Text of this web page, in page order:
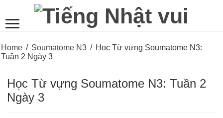
Home / Soumatome N3 / Học Từ vựng Soumatome N3:
Tuần 2 Ngày 3
Học Từ vựng Soumatome N3: Tuần 2
Ngày 3